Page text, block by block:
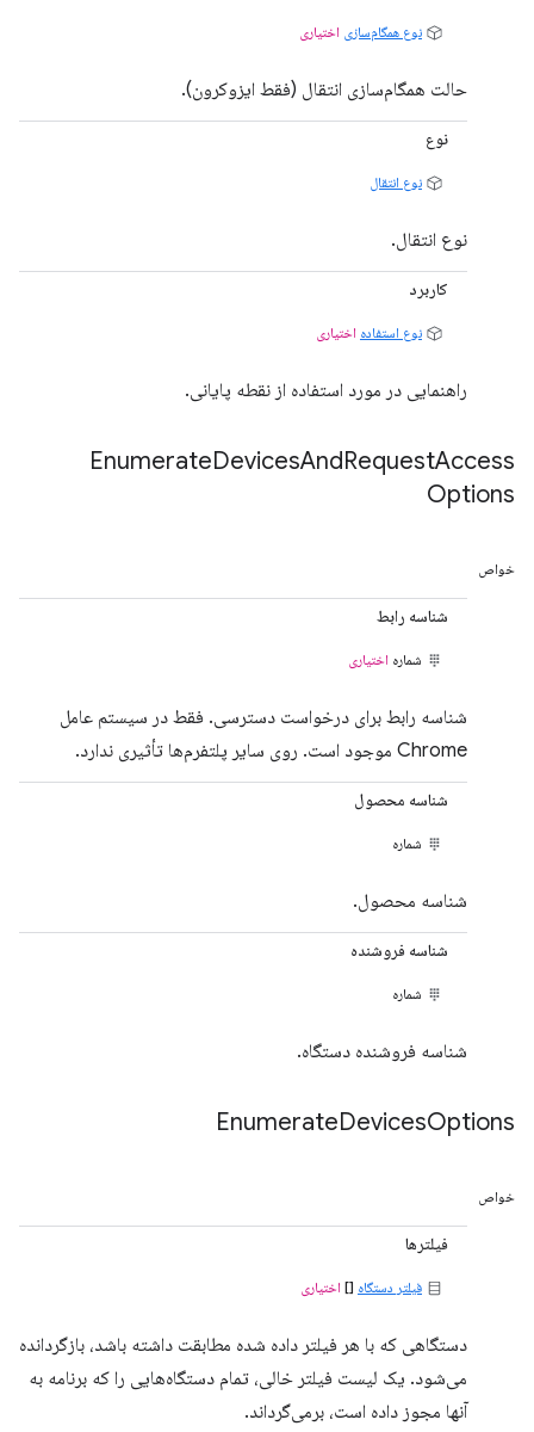
نوع همگام‌سازی اختیاری
حالت همگام‌سازی انتقال (فقط ایزوکرون).
نوع
نوع انتقال
نوع انتقال.
کاربرد
نوع استفاده اختیاری
راهنمایی در مورد استفاده از نقطه پایانی.
EnumerateDevicesAndRequestAccess
Options
خواص
شناسه رابط
شماره اختیاری
شناسه رابط برای درخواست دسترسی. فقط در سیستم عامل
Chrome موجود است. روی سایر پلتفرم‌ها تأثیری ندارد.
شناسه محصول
شماره
شناسه محصول.
شناسه فروشنده
شماره
شناسه فروشنده دستگاه.
EnumerateDevicesOptions
خواص
فیلترها
فیلتر دستگاه [] اختیاری
دستگاهی که با هر فیلتر داده شده مطابقت داشته باشد، بازگردانده
می‌شود. یک لیست فیلتر خالی، تمام دستگاه‌هایی را که برنامه به
آنها مجوز داده است، برمی‌گرداند.